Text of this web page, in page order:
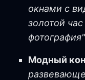
окнами с
золотой
фотография"
Модный